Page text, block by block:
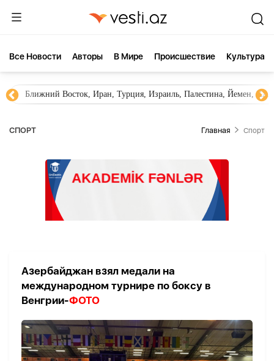
Все Новости Aвторы В Мире Происшествие Культура
Ближний Восток, Иран, Турция, Израиль, Палестина, Йемен,
СПОРТ Главная Спорт
Азербайджан взял медали на
международном турнире по боксу в
Венгрии-ФОТО